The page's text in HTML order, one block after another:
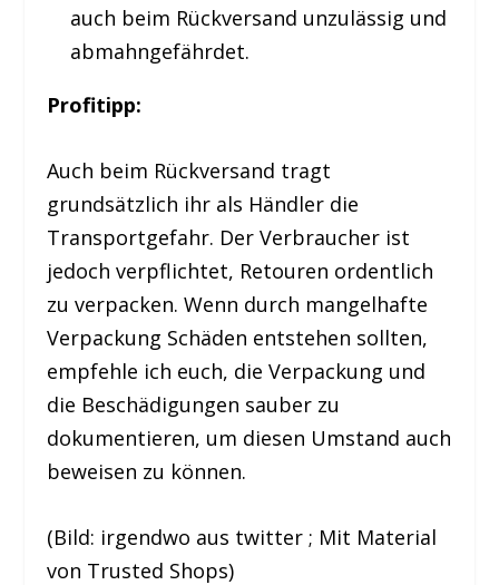
auch beim Rückversand unzulässig und
abmahngefährdet.
Profitipp:
Auch beim Rückversand tragt
grundsätzlich ihr als Händler die
Transportgefahr. Der Verbraucher ist
jedoch verpflichtet, Retouren ordentlich
zu verpacken. Wenn durch mangelhafte
Verpackung Schäden entstehen sollten,
empfehle ich euch, die Verpackung und
die Beschädigungen sauber zu
dokumentieren, um diesen Umstand auch
beweisen zu können.
(Bild: irgendwo aus twitter ; Mit Material
von Trusted Shops)